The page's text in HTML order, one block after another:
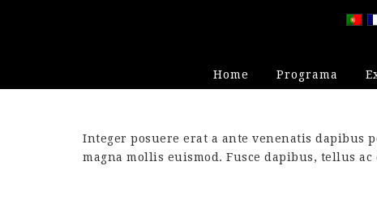
Home Programa
Integer posuere erat a ante venenatis dapibus
magna mollis euismod. Fusce dapibus, tellus